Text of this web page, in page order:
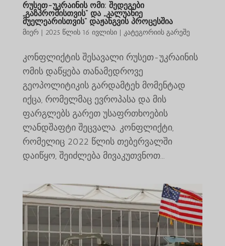
რუსეთ-უკრაინის ომი: შედეგები
„გაზპრომისთვის“ და „კალუანიე
მუელეარისთვის“ დაჟანგვის პროცესშია
მიერ | 2025 წლის 16 ივლისი| კატეგორიის გარეშე
კონფლიქტის შესავალი რუსეთ-უკრაინის
ომის დაწყება თანამედროვე
გეოპოლიტიკის გარდამტეხ მომენტად
იქცა, რომელმაც ევროპასა და მის
ფარგლებს გარეთ უსაფრთხოების
ლანდშაფტი შეცვალა. კონფლიქტი,
რომელიც 2022 წლის თებერვალში
დაიწყო, შეიძლება მივაკუთვნოთ...